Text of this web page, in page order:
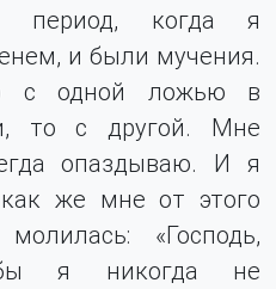
когда я
и были мучения.
с одной ложью в
то с другой. Мне
опаздываю. И я
же мне от этого
«Господь,
я никогда не